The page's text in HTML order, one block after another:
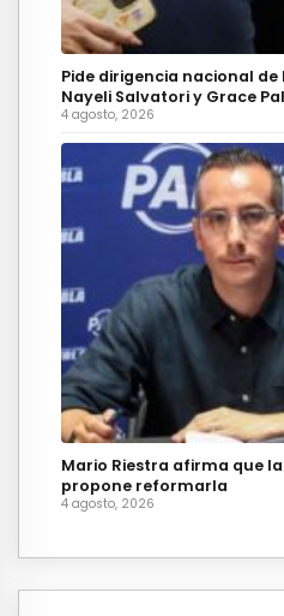
Pide dirigencia nacional
Nayeli Salvatori y Grace
4 agosto, 2026
Mario Riestra afirma que
propone reformarla
4 agosto, 2026